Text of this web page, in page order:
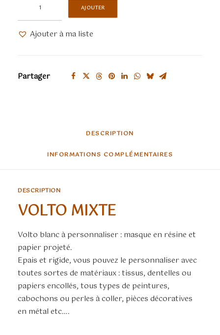
mixte
personnaliser
AJOUTER
Ajouter à ma liste
Partager
DESCRIPTION
INFORMATIONS COMPLÉMENTAIRES
DESCRIPTION
VOLTO MIXTE
Volto blanc à personnaliser : masque en résine et
papier projeté.
Epais et rigide, vous pouvez le personnaliser avec
toutes sortes de matériaux : tissus, dentelles ou
papiers encollés, tous types de peintures,
cabochons ou perles à coller, pièces décoratives
en métal etc….